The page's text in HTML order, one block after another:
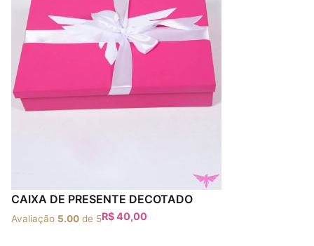
CAIXA DE PRESENTE DECOTADO
Avaliação 5.00 de 5R$40,00